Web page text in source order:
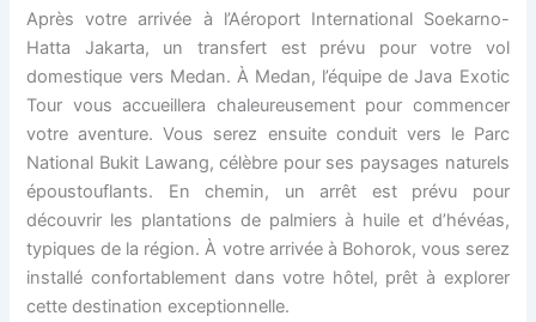
Après votre arrivée à l’Aéroport International Soekarno-
Hatta Jakarta, un transfert est prévu pour votre vol
domestique vers Medan. À Medan, l’équipe de Java Exotic
Tour vous accueillera chaleureusement pour commencer
votre aventure. Vous serez ensuite conduit vers le Parc
National Bukit Lawang, célèbre pour ses paysages naturels
époustouflants. En chemin, un arrêt est prévu pour
découvrir les plantations de palmiers à huile et d’hévéas,
typiques de la région. À votre arrivée à Bohorok, vous serez
installé confortablement dans votre hôtel, prêt à explorer
cette destination exceptionnelle.